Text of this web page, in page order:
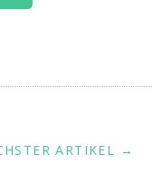
ARTIKEL →